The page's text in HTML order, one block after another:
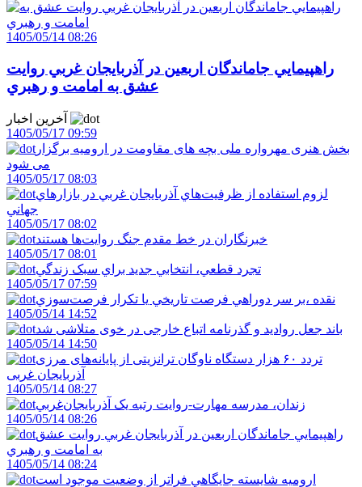
1405/05/14 08:26
راهپيمايي جاماندگان اربعين در آذربايجان غربي روايت
عشق به امامت و رهبري
1405/05/17 09:59
بخش هنری مهرواره ملی بچه های مقاومت در ارومیه برگزار
می شود
1405/05/17 08:03
لزوم استفاده از ظرفيت‌هاي آذربايجان غربي در بازارهاي
جهاني
1405/05/17 08:02
خبرنگاران در خط مقدم جنگ روايت‌ها هستند
1405/05/17 08:01
تجرد قطعي، انتخابي جديد براي سبک زندگي
1405/05/17 07:59
نقده ،بر سر دوراهي فرصت تاريخي يا تکرار فرصت‌سوزي
1405/05/14 14:52
باند جعل روادید و گذرنامه اتباع خارجی در خوی متلاشی شد
1405/05/14 14:50
تردد ۶۰ هزار دستگاه ناوگان ترانزیتی از پایانه‌های مرزی
آذربایجان ‌غربی
1405/05/14 08:27
زندان، مدرسه مهارت-روايت رتبه يک آذربايجان‌غربي
1405/05/14 08:26
راهپيمايي جاماندگان اربعين در آذربايجان غربي روايت عشق
به امامت و رهبري
1405/05/14 08:24
اروميه شايسته جايگاهي فراتر از وضعيت موجود است